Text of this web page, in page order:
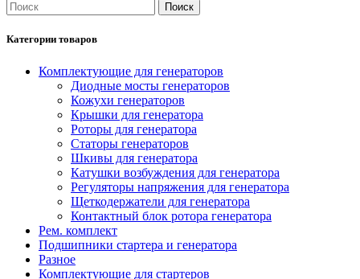
Поиск
Категории товаров
Комплектующие для генераторов
Диодные мосты генераторов
Кожухи генераторов
Крышки для генератора
Роторы для генератора
Статоры генераторов
Шкивы для генератора
Катушки возбуждения для генератора
Регуляторы напряжения для генератора
Щеткодержатели для генератора
Контактный блок ротора генератора
Рем. комплект
Подшипники стартера и генератора
Разное
Комплектующие для стартеров